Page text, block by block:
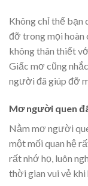
Không chỉ thế bạn
đỡ trong mọi hoàn
không thân thiết
Giấc mơ cũng
người đã giúp đỡ
Mơ người quen
Nằm mơ người
một mối quan hệ
rất nhớ họ, luôn
thời gian vui vẻ khi